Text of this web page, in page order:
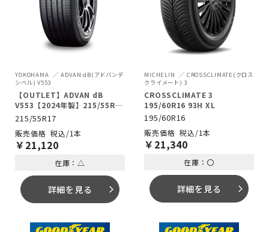
YOKOHAMA
ADVAN dB(アドバンデ
シベル) V553
【OUTLET】ADVAN dB
V553【2024年製】215/55R17
94W
215/55R17
税込/1本
￥ 21,120
在庫：△
詳細を見る arrow_forward_ios
MICHELIN
CROSSCLIMATE(クロス
クライメート) 3
CROSSCLIMATE 3
195/60R16 93H XL
195/60R16
税込/1本
￥ 21,340
在庫：〇
詳細を見る arrow_forward_ios